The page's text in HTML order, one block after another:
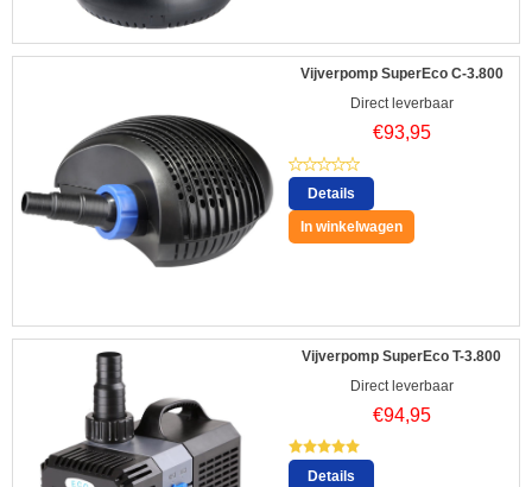
Vijverpomp SuperEco C-3.800
Direct leverbaar
€93,95
Details
In winkelwagen
Vijverpomp SuperEco T-3.800
Direct leverbaar
€94,95
Details